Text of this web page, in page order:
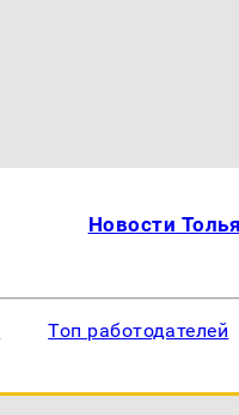
Новости
Топ работодателей